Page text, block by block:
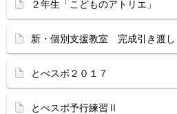
２年生「こどものアトリエ」
新・個別支援教室 完成引き渡し
とべスポ２０１７
とべスポ予行練習Ⅱ